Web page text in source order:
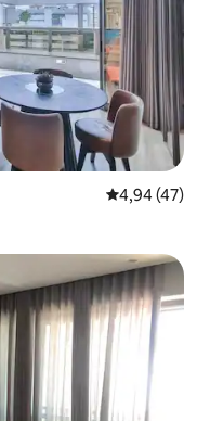
Note
4,94 (47)
aimés